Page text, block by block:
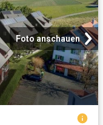
Foto anschauen